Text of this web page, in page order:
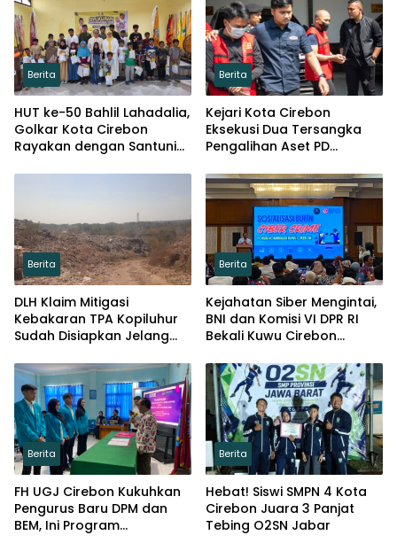
Berita
HUT ke-50 Bahlil Lahadalia,
Golkar Kota Cirebon
Rayakan dengan Santuni
Berita
Kejari Kota Cirebon
Eksekusi Dua Tersangka
Pengalihan Aset PD
Berita
DLH Klaim Mitigasi
Kebakaran TPA Kopiluhur
Sudah Disiapkan Jelang
Berita
Kejahatan Siber Mengintai,
BNI dan Komisi VI DPR RI
Bekali Kuwu Cirebon
Berita
FH UGJ Cirebon Kukuhkan
Pengurus Baru DPM dan
BEM, Ini Program
Berita
Hebat! Siswi SMPN 4 Kota
Cirebon Juara 3 Panjat
Tebing O2SN Jabar